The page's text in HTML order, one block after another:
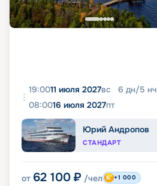
19:0011 июля 2027вс 6 дн/5 нч
08:0016 июля 2027пт
Юрий Андропов
СТАНДАРТ
от 62 100 ₽ /чел +1 000